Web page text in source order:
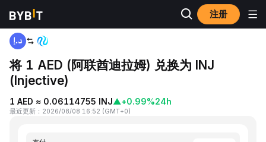
注册
首页 AED to INJ
将 1 AED (阿联酋迪拉姆) 兑换为 INJ
(Injective)
1 AED ≈ 0.06114755 INJ▲+0.99%24h
最近更新 ： 2026/08/08 16:52 (GMT+0)